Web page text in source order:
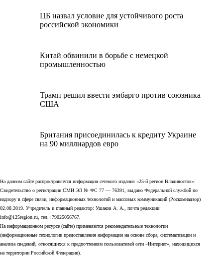
ЦБ назвал условие для устойчивого роста
российской экономики
Китай обвинили в борьбе с немецкой
промышленностью
Трамп решил ввести эмбарго против союзника
США
Британия присоединилась к кредиту Украине
на 90 миллиардов евро
На данном сайте распространяется информация сетевого издания «25-й регион Владивосток».
Свидетельство о регистрации СМИ ЭЛ № ФС 77 — 76391, выдано Федеральной службой по
надзору в сфере связи, информационных технологий и массовых коммуникаций (Роскомнадзор)
02.08.2019. Учредитель и главный редактор: Ушаков А. А., почта редакции:
info@125region.ru, тел.+79025056767.
На информационном ресурсе (сайте) применяются рекомендательные технологии
(информационные технологии предоставления информации на основе сбора, систематизации и
анализа сведений, относящихся к предпочтениям пользователей сети «Интернет», находящихся
на территории Российской Федерации).